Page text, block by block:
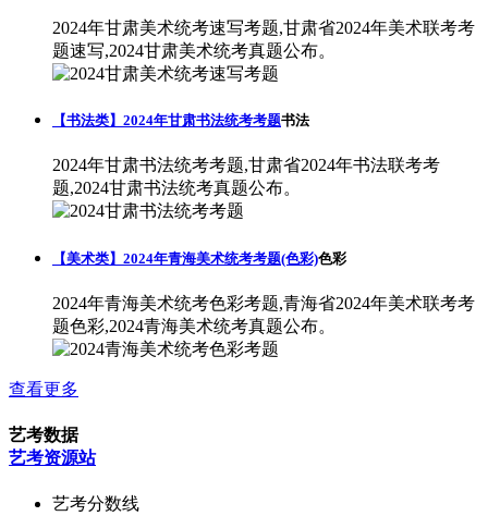
2024年甘肃美术统考速写考题,甘肃省2024年美术联考考
题速写,2024甘肃美术统考真题公布。
【书法类】2024年甘肃书法统考考题书法
2024年甘肃书法统考考题,甘肃省2024年书法联考考
题,2024甘肃书法统考真题公布。
【美术类】2024年青海美术统考考题(色彩)色彩
2024年青海美术统考色彩考题,青海省2024年美术联考考
题色彩,2024青海美术统考真题公布。
查看更多
艺考数据
艺考资源站
艺考分数线